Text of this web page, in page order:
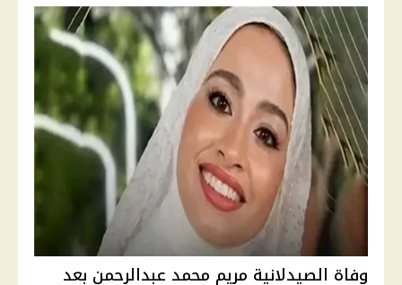
وفاة الصيدلانية مريم محمد عبدالرحمن بعد